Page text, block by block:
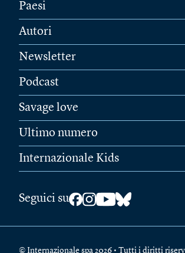
Paesi
Autori
Newsletter
Podcast
Savage love
Ultimo numero
Internazionale Kids
Seguici su
© Internazionale spa 2026 • Tutti i diritti